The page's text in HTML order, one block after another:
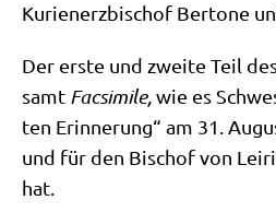
Kuri­en­erz­bi­schof Ber­to­ne
Der erste und zwei­te Teil
samt Facsi­mi­le,wie es
ten Erin­ne­rung“ am 31.
und für den Bischof von
hat.